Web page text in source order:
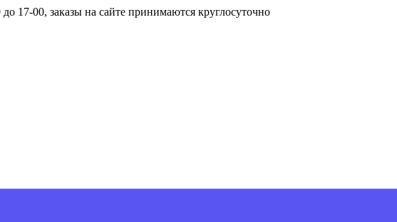
17-00, заказы на сайте принимаются круглосуточно